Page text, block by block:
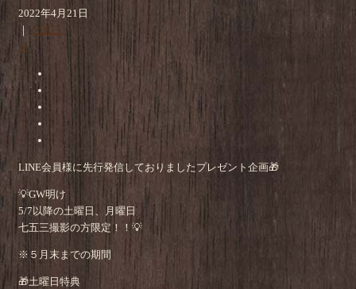
2022年4月21日
｜ 七五三
0
LINE会員様に先行発信しておりましたプレゼント企画🎁
💡GW明け
5/7以降の土曜日、月曜日
七五三撮影の方限定！！💡
※５月末までの期間
🎁土曜日特典